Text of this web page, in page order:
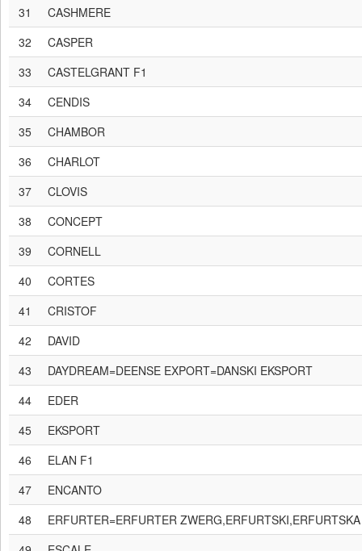
31
CASHMERE
32
CASPER
33
CASTELGRANT F1
34
CENDIS
35
CHAMBOR
36
CHARLOT
37
CLOVIS
38
CONCEPT
39
CORNELL
40
CORTES
41
CRISTOF
42
DAVID
43
DAYDREAM=DEENSE EXPORT=DANSKI EKSPORT
44
EDER
45
EKSPORT
46
ELAN F1
47
ENCANTO
48
ERFURTER=ERFURTER ZWERG,ERFURTSKI,ERFURTSKA